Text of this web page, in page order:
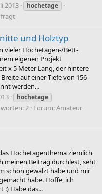
2013 hochetage
und Holztyp
vieler Hochetagen-/Bett-
eigenen Projekt
x 5 Meter Lang, der hintere
auf einer Tiefe von 156
werden...
hochetage
2 Forum:Amateur
Hochetagenthema ziemlich
meinen Beitrag durchlest, seht
schon gewälzt habe und mir
habe. Hoffe, ich
Habe das...